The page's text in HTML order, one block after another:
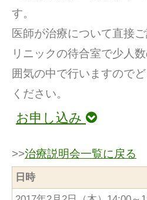
す。
医師が治療について直接
リニックの待合室で少人
囲気の中で行いますので
ください。
お申し込み
>>治療説明会一覧に戻る
日時